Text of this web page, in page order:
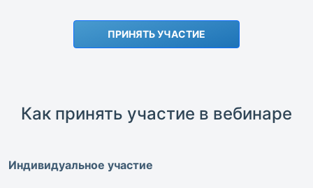
ПРИНЯТЬ УЧАСТИЕ
Как принять участие в вебинаре
Индивидуальное участие